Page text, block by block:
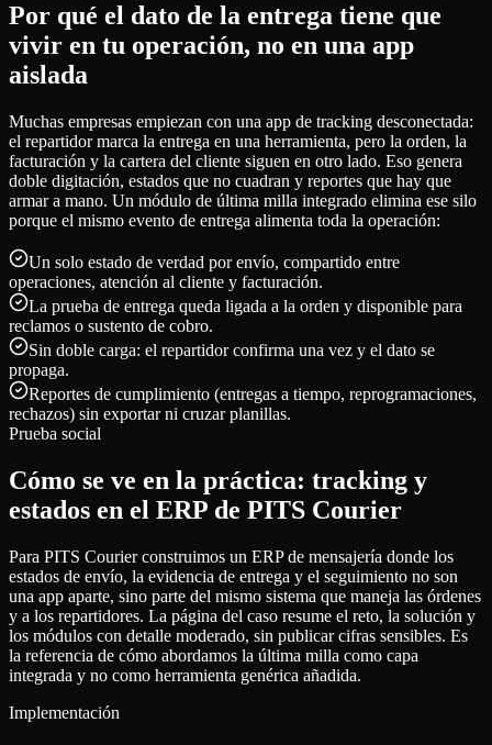
Por qué el dato de la entrega tiene que
vivir en tu operación, no en una app
aislada
Muchas empresas empiezan con una app de tracking desconectada:
el repartidor marca la entrega en una herramienta, pero la orden, la
facturación y la cartera del cliente siguen en otro lado. Eso genera
doble digitación, estados que no cuadran y reportes que hay que
armar a mano. Un módulo de última milla integrado elimina ese silo
porque el mismo evento de entrega alimenta toda la operación:
Un solo estado de verdad por envío, compartido entre
operaciones, atención al cliente y facturación.
La prueba de entrega queda ligada a la orden y disponible para
reclamos o sustento de cobro.
Sin doble carga: el repartidor confirma una vez y el dato se
propaga.
Reportes de cumplimiento (entregas a tiempo, reprogramaciones,
rechazos) sin exportar ni cruzar planillas.
Prueba social
Cómo se ve en la práctica: tracking y
estados en el ERP de PITS Courier
Para PITS Courier construimos un ERP de mensajería donde los
estados de envío, la evidencia de entrega y el seguimiento no son
una app aparte, sino parte del mismo sistema que maneja las órdenes
y a los repartidores. La página del caso resume el reto, la solución y
los módulos con detalle moderado, sin publicar cifras sensibles. Es
la referencia de cómo abordamos la última milla como capa
integrada y no como herramienta genérica añadida.
Implementación